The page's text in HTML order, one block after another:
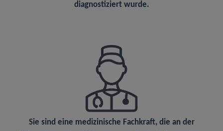
diagnostiziert wurde.
Sie sind eine medizinische Fachkraft, die an der